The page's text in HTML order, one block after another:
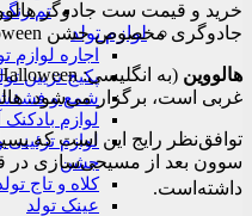
تم رنگ
لوازم تولد
اجاره لوازم
پکیج تزیین
شمع و
لوازم بادکنک
لوازم
جشن
کلاه و تاج
عینک تولد
جادوگری مخصوص جشن halloween است و قابل ارسال به سراسر کشور می باشد
هالووین (به انگلیسی:
غربی است، برگزار می‌شود.
توافق‌نظر رایج این است که
سوون بعد از مسیحی‌سازی در
داشته‌است.